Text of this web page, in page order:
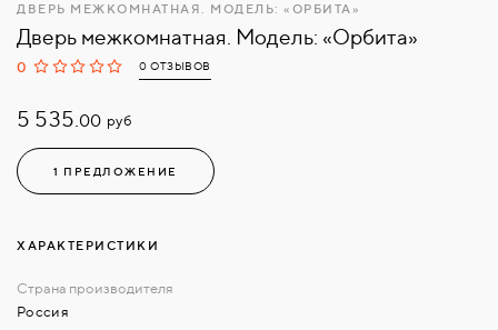
ДВЕРЬ МЕЖКОМНАТНАЯ. МОДЕЛЬ: «ОРБИТА»
Дверь межкомнатная. Модель: «Орбита»
0 0 ОТЗЫВОВ
5 535.00 руб
1 ПРЕДЛОЖЕНИЕ
ХАРАКТЕРИСТИКИ
Россия